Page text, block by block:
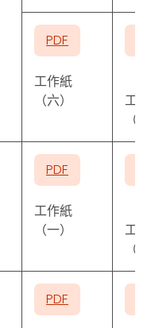
PDF
工作紙
（六）
工
（
PDF
工作紙
（一）
工
（
PDF